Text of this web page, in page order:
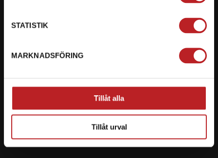
STATISTIK
MARKNADSFÖRING
Tillåt alla
Tillåt urval
Ryckepungsvägen 3, 79177 Falun
Vi erbjuder flera olika betalsätt. Dina köp är alltid
skyddade med krypteringsteknik.